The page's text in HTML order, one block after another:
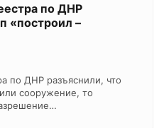
по ДНР
«построил –
по ДНР разъяснили, что
сооружение, то